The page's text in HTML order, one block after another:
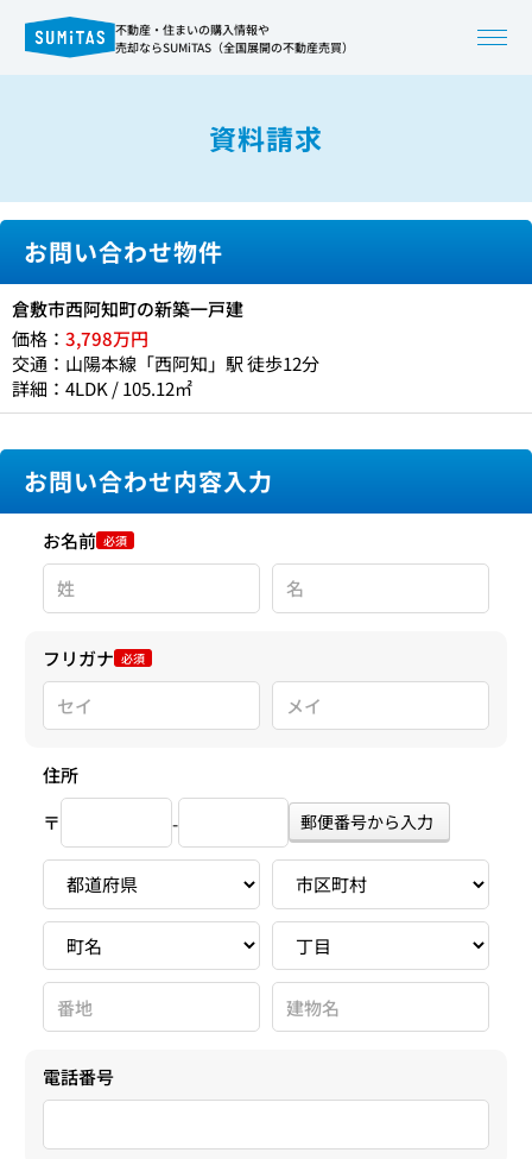
不動産・住まいの購入情報や
売却ならSUMiTAS（全国展開の不動産売買）
資料請求
お問い合わせ物件
倉敷市西阿知町の新築一戸建
価格： 3,798万円
交通：山陽本線「西阿知」駅 徒歩12分
詳細：4LDK / 105.12㎡
お問い合わせ内容入力
お名前 必須
フリガナ 必須
住所
〒
- 郵便番号から入力
電話番号